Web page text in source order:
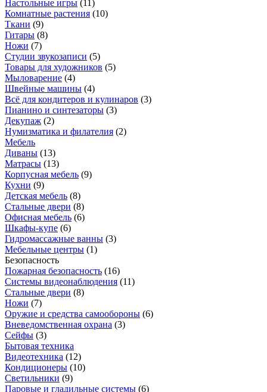
Настольные игры (11 )
Комнатные растения (10)
Ткани (9)
Гитары (8)
Ножи (7)
Студии звукозаписи (5)
Товары для художников (5)
Мыловарение (4)
Швейные машины (4)
Всё для кондитеров и кулинаров (3)
Пианино и синтезаторы (3)
Декупаж (2)
Нумизматика и филателия (2)
Мебель
Диваны (13)
Матрасы (13)
Корпусная мебель (9)
Кухни (9)
Детская мебель (8)
Стальные двери (8)
Офисная мебель (6)
Шкафы-купе (6)
Гидромассажные ванны (3)
Мебельные центры (1)
Безопасность
Пожарная безопасность (16)
Системы видеонаблюдения (11)
Стальные двери (8)
Ножи (7)
Оружие и средства самообороны (6)
Вневедомственная охрана (3)
Сейфы (3)
Бытовая техника
Видеотехника (12)
Кондиционеры (10)
Светильники (9)
Паровые и гладильные системы (6)